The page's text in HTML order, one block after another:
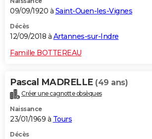
09/09/1920 à Saint-Ouen-les-Vignes
Décès
12/09/2018 à Artannes-sur-Indre
Famille BOTTEREAU
Pascal MADRELLE (49 ans)
Créer une cagnotte obsèques
Naissance
23/01/1969 à Tours
Décès